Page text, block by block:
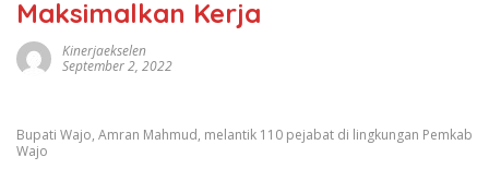
Maksimalkan Kerja
Kinerjaekselen
September 2, 2022
Bupati Wajo, Amran Mahmud, melantik 110 pejabat di lingkungan Pemkab
Wajo